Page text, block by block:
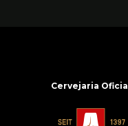
Cervejaria Oficial